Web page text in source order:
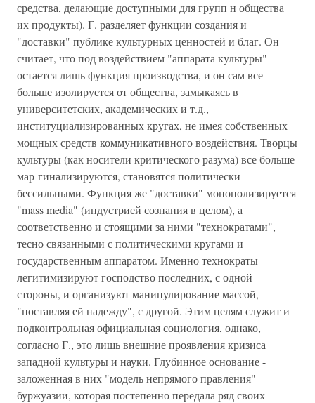
средства, делающие доступными для групп н общества
их продукты). Г. разделяет функции создания и
"доставки" публике культурных ценностей и благ. Он
считает, что под воздействием "аппарата культуры"
остается лишь функция производства, и он сам все
больше изолируется от общества, замыкаясь в
университетских, академических и т.д.,
институциализированных кругах, не имея собственных
мощных средств коммуникативного воздействия. Творцы
культуры (как носители критического разума) все больше
мар-гинализируются, становятся политически
бессильными. Функция же "доставки" монополизируется
"mass media" (индустрией сознания в целом), а
соответственно и стоящими за ними "технократами",
тесно связанными с политическими кругами и
государственным аппаратом. Именно технократы
легитимизируют господство последних, с одной
стороны, и организуют манипулирование массой,
"поставляя ей надежду", с другой. Этим целям служит и
подконтрольная официальная социология, однако,
согласно Г., это лишь внешние проявления кризиса
западной культуры и науки. Глубинное основание -
заложенная в них "модель непрямого правления"
буржуазии, которая постепенно передала ряд своих